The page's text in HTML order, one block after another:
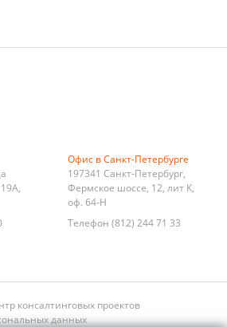
Офис в Санкт-Петербурге
197341 Санкт-Петербург,
Фермское шоссе, 12, лит К,
оф. 64-Н
Телефон (812) 244 71 33
консалтинговых проектов
данных